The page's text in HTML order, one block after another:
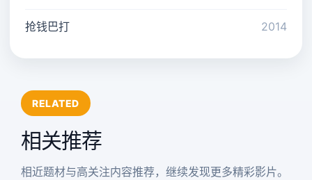
抢钱巴打 2014
RELATED
相关推荐
相近题材与高关注内容推荐，继续发现更多精彩影片。